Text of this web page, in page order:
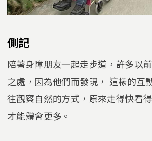
側記
陪著身障朋友一起走步道，許多以
之處，因為他們而發現， 這樣的互
往觀察自然的方式，原來走得快看
才能體會更多。